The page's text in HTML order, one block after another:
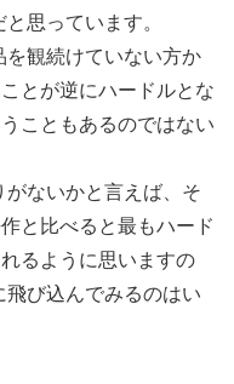
思っています。
観続けていない方か
とが逆にハードルとな
こともあるのではない
ないかと言えば、そ
と比べると最もハード
るように思いますの
び込んでみるのはい